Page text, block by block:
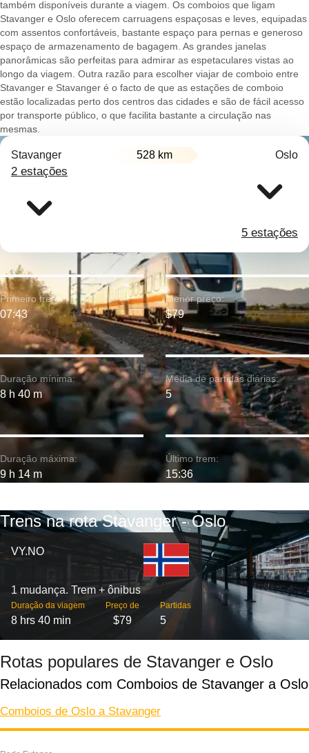
também disponíveis durante a viagem. Os comboios que ligam
Stavanger e Oslo oferecem carruagens espaçosas e leves, equipadas
com assentos confortáveis, bastante espaço para pernas e generoso
espaço de armazenamento de bagagem. As grandes janelas
panorâmicas são perfeitas para admirar as espetaculares vistas ao
longo da viagem. Outra razão para escolher viajar de comboio entre
Stavanger e Stavanger é o facto de que as estações de comboio
estão localizadas perto dos centros das cidades e são de fácil acesso
por transporte público, o que facilita bastante a circulação nas
mesmas.
Stavanger 528 km Oslo
2 estações
5 estações
Duração mínima:
8 h 40 m
Primeiro trem:
07:43
Duração máxima:
9 h 14 m
Menor preço:
$79
Média de partidas diárias:
5
Último trem:
15:36
Trens na rota Stavanger - Oslo
VY.NO
1 mudança. Trem + ônibus
Duração da viagem
8 hrs 40 min
Preço de
$79
Partidas
5
Rotas populares de Stavanger e Oslo
Relacionados com Comboios de Stavanger a Oslo
Comboios de Oslo a Stavanger